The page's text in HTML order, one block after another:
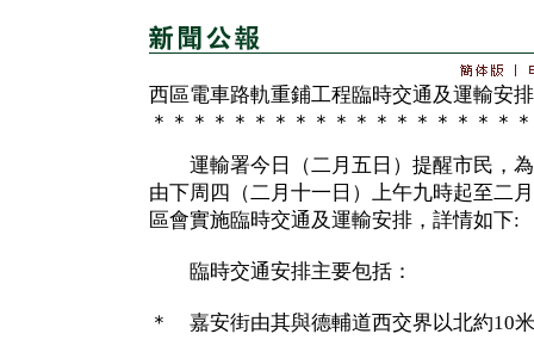
西區電車路軌重鋪工程臨時交通及運輸安
＊＊＊＊＊＊＊＊＊＊＊＊＊＊＊＊＊＊
運輸署今日（二月五日）提醒市民，為
由下周四（二月十一日）上午九時起至二
區會實施臨時交通及運輸安排，詳情如下:
臨時交通安排主要包括：
＊ 嘉安街由其與德輔道西交界以北約10